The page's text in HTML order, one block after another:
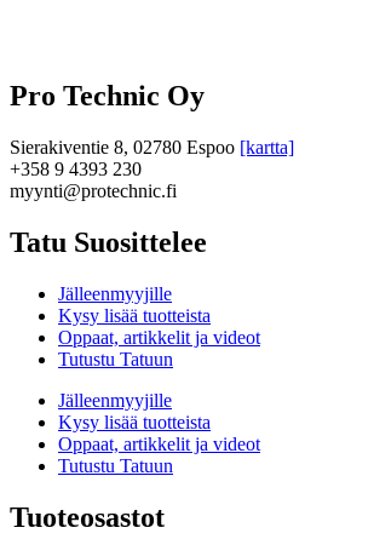
Pro Technic Oy
Sierakiventie 8, 02780 Espoo [kartta]
+358 9 4393 230
myynti@protechnic.fi
Tatu Suosittelee
Jälleenmyyjille
Kysy lisää tuotteista
Oppaat, artikkelit ja videot
Tutustu Tatuun
Jälleenmyyjille
Kysy lisää tuotteista
Oppaat, artikkelit ja videot
Tutustu Tatuun
Tuoteosastot